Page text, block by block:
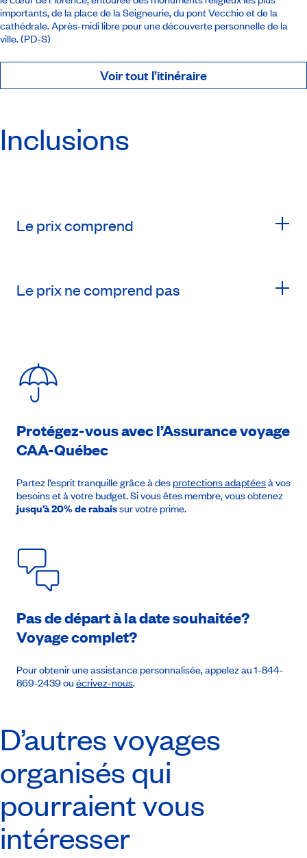
importants, de la place de la Seigneurie, du pont Vecchio et de la
cathédrale. Après-midi libre pour une découverte personnelle de la
ville. (PD-S)
Voir tout l’itinéraire
Inclusions
Le prix comprend
Le prix ne comprend pas
Protégez-vous avec l’Assurance voyage
CAA-Québec
Partez l’esprit tranquille grâce à desprotections adaptéesà vos
besoins et à votre budget. Si vous êtes membre, vous obtenez
jusqu’à 20% de rabaissur votre prime.
À partir de
Prendre rendez-vous
Pas de départ à la date souhaitée?
Voyage complet?
Pour obtenir une assistance personnalisée, appelez au 1-844-
869-2439 ou écrivez-nous.
D’autres voyages
organisés qui
pourraient vous
intéresser